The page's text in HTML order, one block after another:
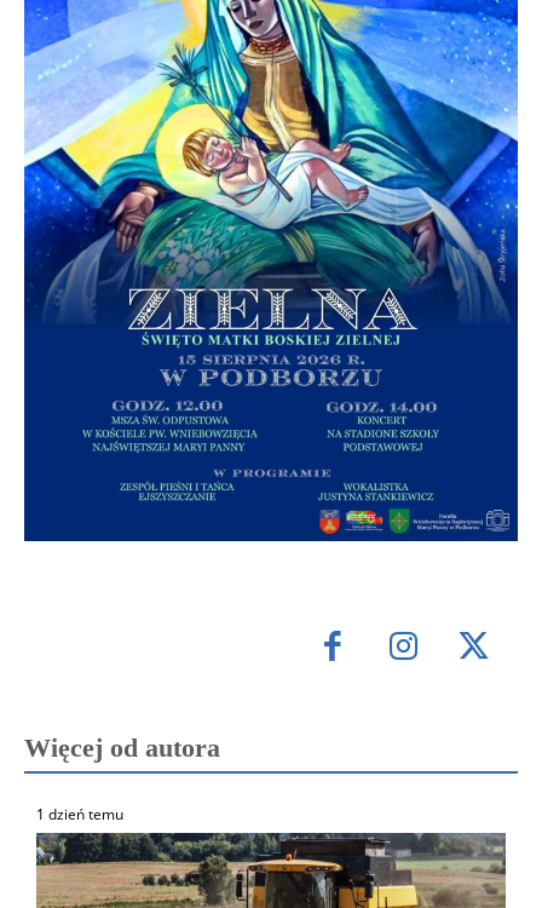
Więcej od autora
1 dzień temu